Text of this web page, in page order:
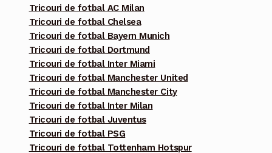
Tricouri de fotbal AC Milan
Tricouri de fotbal Chelsea
Tricouri de fotbal Bayern Munich
Tricouri de fotbal Dortmund
Tricouri de fotbal Inter Miami
Tricouri de fotbal Manchester United
Tricouri de fotbal Manchester City
Tricouri de fotbal Inter Milan
Tricouri de fotbal Juventus
Tricouri de fotbal PSG
Tricouri de fotbal Tottenham Hotspur